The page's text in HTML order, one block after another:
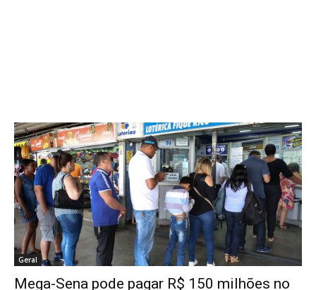
Geral
Mega-Sena pode pagar R$ 150 milhões no